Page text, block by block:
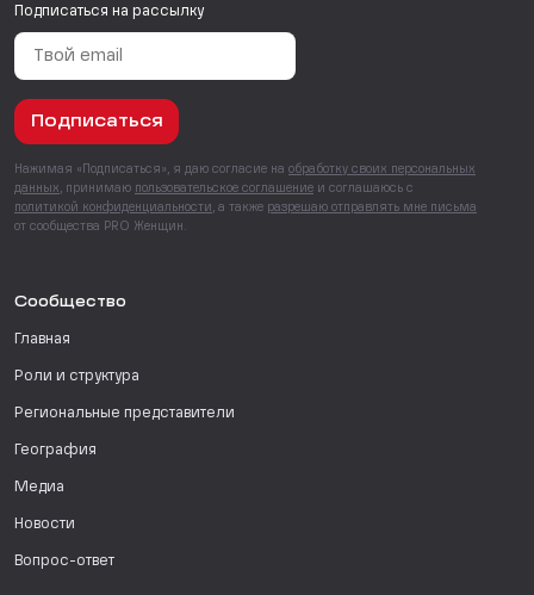
Подписаться на рассылку
Подписаться
Нажимая «Подписаться», я даю согласие на обработку своих персональных
данных , принимаю пользовательское соглашение и соглашаюсь с
политикой конфиденциальности , а также разрешаю отправлять мне письма
от сообщества PRO Женщин.
Сообщество
Главная
Роли и структура
Региональные представители
География
Медиа
Новости
Вопрос-ответ